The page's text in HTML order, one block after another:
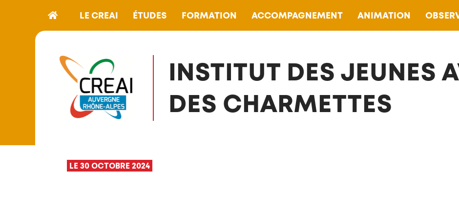
LE CREAI ÉTUDES FORMATION ACCOMPAGNEMENT ANIMATION
INSTITUT DES JEUNES
DES CHARMETTES
LE 30 OCTOBRE 2024